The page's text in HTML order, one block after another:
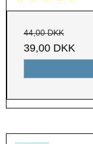
44,00 DKK
39,00 DKK